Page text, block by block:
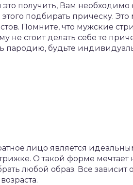
это получить, Вам необходимо
этого подбирать прическу.
Помните, что мужские
не стоит делать себе те
пародию, будьте
лицо является
О такой форме
любой образ. Все